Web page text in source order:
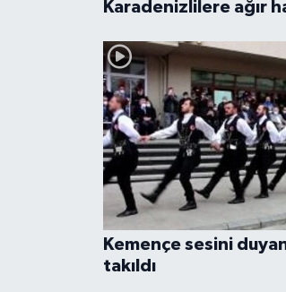
Karadenizlilere ağır
Kemençe sesini
takıldı